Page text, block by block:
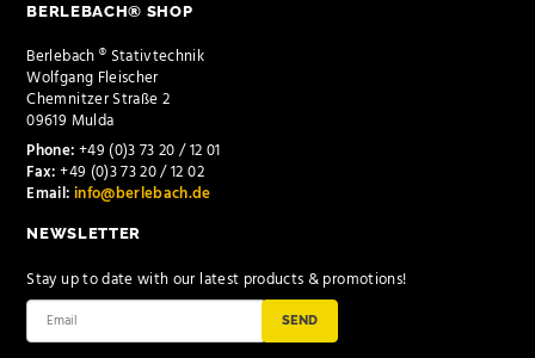
BERLEBACH® SHOP
Berlebach ® Stativtechnik
Wolfgang Fleischer
Chemnitzer Straße 2
09619 Mulda
Phone:+49 (0)3 73 20 / 12 01
Fax:+49 (0)3 73 20 / 12 02
Email:info@berlebach.de
NEWSLETTER
Stay up to date with our latest products & promotions!
SEND